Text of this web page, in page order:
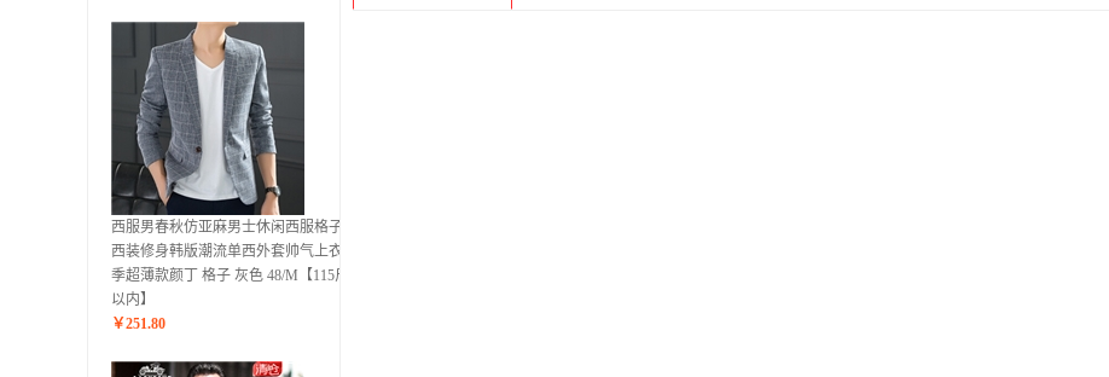
西服男春秋仿亚麻男士休闲西服格子小
西装修身韩版潮流单西外套帅气上衣夏
季超薄款颜丁 格子 灰色 48/M【115斤
以内】
￥251.80